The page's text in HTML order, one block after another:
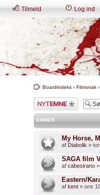
Tilmeld Log ind
Boardindeks ‹ Filmsnak ‹
Skriv et nyt emne
EMNER
My Horse,
af Diabolik »
SAGA film
af cabesirano
Eastern/
af kent » ons